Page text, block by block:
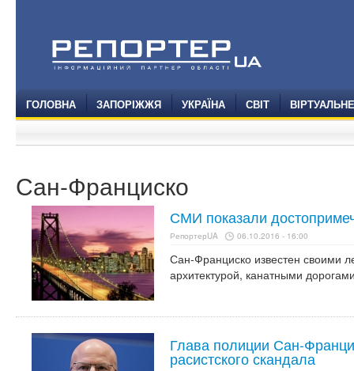
ГОЛОВНА ЗАПОРІЖЖЯ УКРАЇНА СВІТ
Сан-Франциско
СМИ показали
РепортерUA 06.10.2016 - 16:00
Сан-Франциско известен своими
архитектурой, канатными
Глава полиции Сан-
расистского скандала